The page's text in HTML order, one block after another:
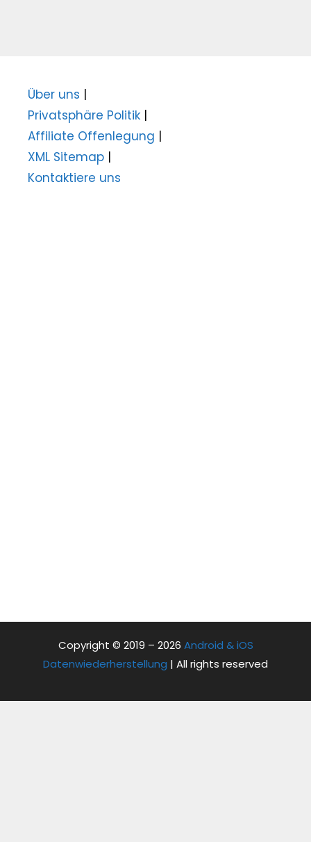
Über uns |
Privatsphäre Politik |
Affiliate Offenlegung |
XML Sitemap |
Kontaktiere uns
Copyright © 2019 – 2026 Android & iOS
Datenwiederherstellung | All rights reserved